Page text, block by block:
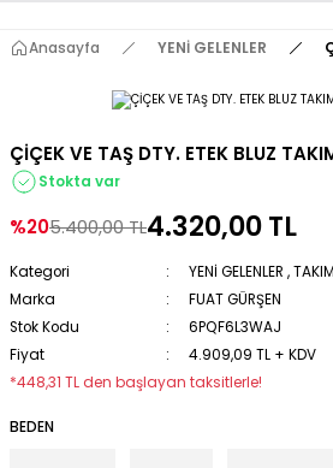
Anasayfa YENİ GELENLER
ÇİÇEK VE TAŞ DTY. ETEK BLUZ
Stokta var
%205.400,00 TL4.320,00 TL
Kategori YENİ GELENLER ,TAKIM
Marka
FUAT GÜRŞEN
Stok Kodu
6PQF6L3WAJ
Fiyat
4.909,09 TL + KDV
*448,31 TL den başlayan taksitlerle!
BEDEN